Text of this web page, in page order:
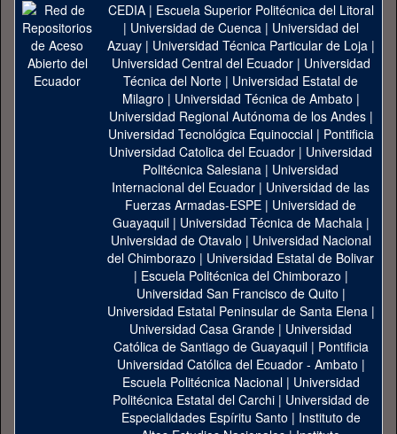
CEDIA| Escuela Superior Politécnica del Litoral
| Universidad de Cuenca| Universidad del
Azuay| Universidad Técnica Particular de Loja|
Universidad Central del Ecuador| Universidad
Técnica del Norte | Universidad Estatal de
Milagro | Universidad Técnica de Ambato |
Universidad Regional Autónoma de los Andes|
Universidad Tecnológica Equinoccial| Pontificia
Universidad Catolica del Ecuador | Universidad
Politécnica Salesiana | Universidad
Internacional del Ecuador | Universidad de las
Fuerzas Armadas-ESPE | Universidad de
Guayaquil| Universidad Técnica de Machala|
Universidad de Otavalo | Universidad Nacional
del Chimborazo | Universidad Estatal de Bolivar
| Escuela Politécnica del Chimborazo |
Universidad San Francisco de Quito |
Universidad Estatal Peninsular de Santa Elena|
Universidad Casa Grande | Universidad
Católica de Santiago de Guayaquil| Pontificia
Universidad Católica del Ecuador - Ambato |
Escuela Politécnica Nacional| Universidad
Politécnica Estatal del Carchi| Universidad de
Especialidades Espíritu Santo | Instituto de